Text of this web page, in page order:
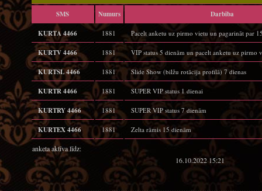
SMS Numurs Darbība
KURTA 4466 1881 Pacelt anketu uz pirmo vietu un pagarināt par
KURTV 4466 1881 VIP status 5 dienām un pacelt anketu uz pirmo
KURTSL 4466 1881 Slide Show (bilžu rotācija profilā) 7 dienas
KURTR 4466 1881 SUPER VIP status 1 dienai
KURTRY 4466 1881 SUPER VIP status 7 dienām
KURTEX 4466 1881 Zelta rāmis 15 dienām
anketa aktīva līdz:
16.10.2022 15:21